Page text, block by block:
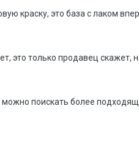
краску, это база с лаком
это только продавец скажет,
можно поискать более